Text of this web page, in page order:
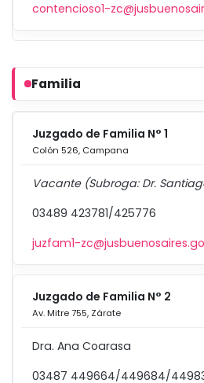
contencioso1-
Familia
Juzgado de Familia N° 1
Colón 526, Campana
Vacante (Subroga: Dr.
03489 423781/425776
juzfam1-
Juzgado de Familia N° 2
Av. Mitre 755, Zárate
Dra. Ana Coarasa
03487 449664/449684/